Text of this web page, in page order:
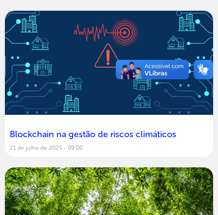
Blockchain na gestão de riscos climáticos
21 de julho de 2025 09:00